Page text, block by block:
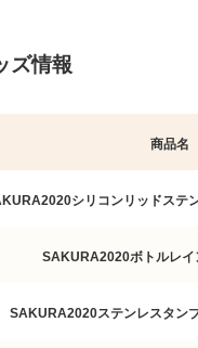
ズ情報
商品名
シリコンリッドステ
SAKURA2020ボトルレイ
SAKURA2020ステンレスタン